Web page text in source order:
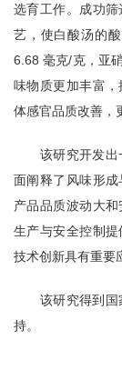
选育工作。成功
艺，使白酸汤的
6.68 毫克/克，亚
味物质更加丰富
体感官品质改善，
该研究开发
面阐释了风味形
产品品质波动大
生产与安全控制
技术创新具有重要
该研究得到
持。